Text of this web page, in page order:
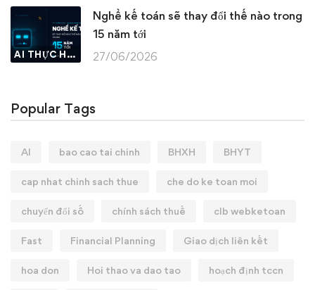
AI THỰC HÀNH
Nghề kế toán sẽ thay đổi thế nào trong
15 năm tới
27/06/2026
Popular Tags
AI bao cao tai chinh BHXH BHYT
cap nhat chinh sach thue che do ke toan moi
chuyển đổi số chính sách thuế clb webketoan
Fast Financial Planning Giao dịch liên kết
hoa don Hoi thao va dao tao hoạch định tccn